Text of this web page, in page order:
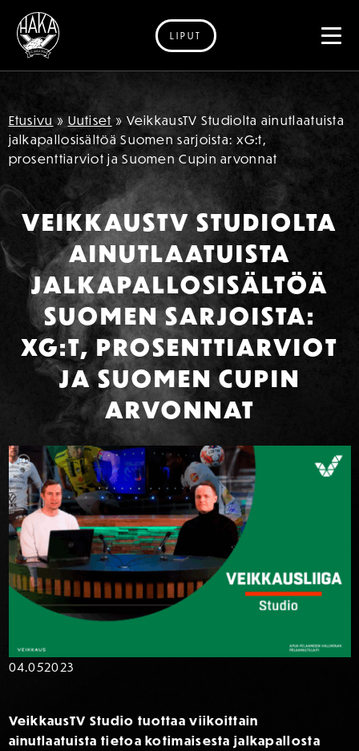
Siirry sisältöön
LIPUT
Etusivu » Uutiset » VeikkausTV Studiolta ainutlaatuista
jalkapallosisältöä Suomen sarjoista: xG:t,
prosenttiarviot ja Suomen Cupin arvonnat
VEIKKAUSTV STUDIOLTA
AINUTLAATUISTA
JALKAPALLOSISÄLTÖÄ
SUOMEN SARJOISTA:
XG:T, PROSENTTIARVIOT
JA SUOMEN CUPIN
ARVONNAT
04.052023
VeikkausTV Studio tuottaa viikoittain
ainutlaatuista tietoa kotimaisesta jalkapallosta